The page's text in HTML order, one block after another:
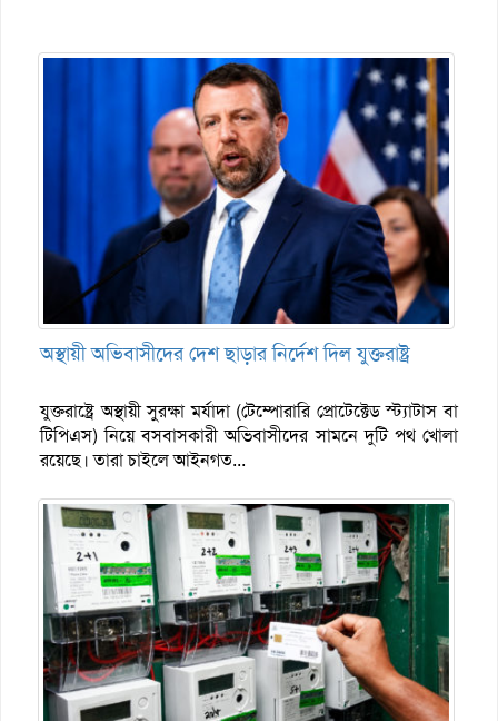
অস্থায়ী অভিবাসীদের দেশ ছাড়ার নির্দেশ দিল যুক্তরাষ্ট্র
যুক্তরাষ্ট্রে অস্থায়ী সুরক্ষা মর্যাদা (টেম্পোরারি প্রোটেক্টেড স্ট্যাটাস বা
টিপিএস) নিয়ে বসবাসকারী অভিবাসীদের সামনে দুটি পথ খোলা
রয়েছে। তারা চাইলে আইনগত...